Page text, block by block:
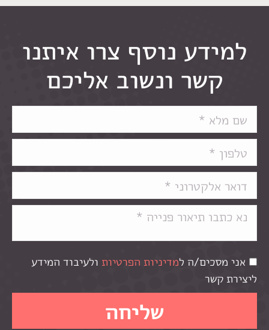
למידע נוסף צרו איתנו
קשר ונשוב אליכם
אני מסכים/ה למדיניות הפרטיות ולעיבוד המידע
ליצירת קשר